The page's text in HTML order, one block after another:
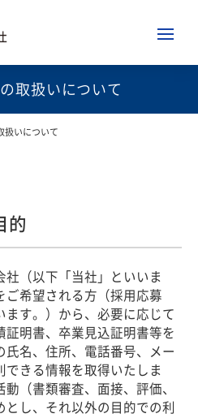
取扱いについて
扱いについて
的
社（以下「当社」といいま
ご希望される方（採用応募
ます。）から、必要に応じて
証明書、卒業見込証明書等を
氏名、住所、電話番号、メー
できる情報を取得いたしま
（書類審査、面接、評価、
し、それ以外の目的での利